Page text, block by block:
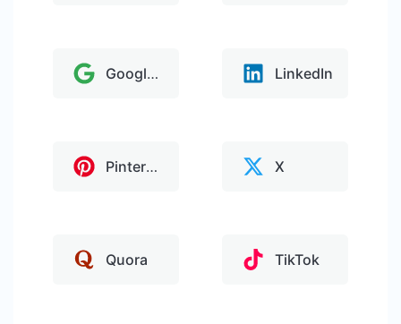
Google Tag Manager LinkedIn
Pinterest X
Quora TikTok